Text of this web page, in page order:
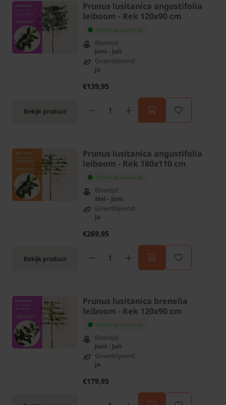
Bekijk product
Prunus lusitanica angustifolia
leiboom - Rek 120x90 cm
Online op voorraad
Bloeitijd:
Juni - Juli
Groenblijvend:
Ja
€139,95
Bekijk product
Prunus lusitanica angustifolia
leiboom - Rek 180x110 cm
Online op voorraad
Bloeitijd:
Mei - Juni
Groenblijvend:
Ja
€269,95
Prunus lusitanica brenelia
leiboom - Rek 120x90 cm
Online op voorraad
Bloeitijd:
Juni - Juli
Groenblijvend:
Ja
€179,95